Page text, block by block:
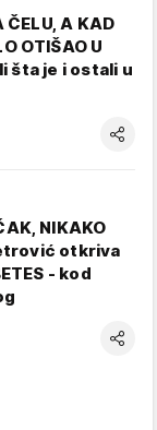
ČELU, A KAD
OTIŠAO U
šta je i ostali u
NIKAKO
otkriva
- kod